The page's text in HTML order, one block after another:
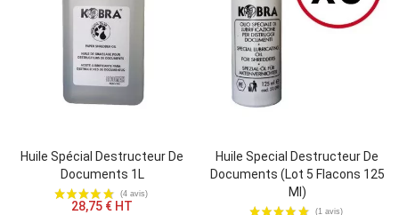
Huile Spécial Destructeur De
Documents 1L
28,75 € HT
Huile Special Destructeur De
Documents (lot 5 Flacons 125
Ml)